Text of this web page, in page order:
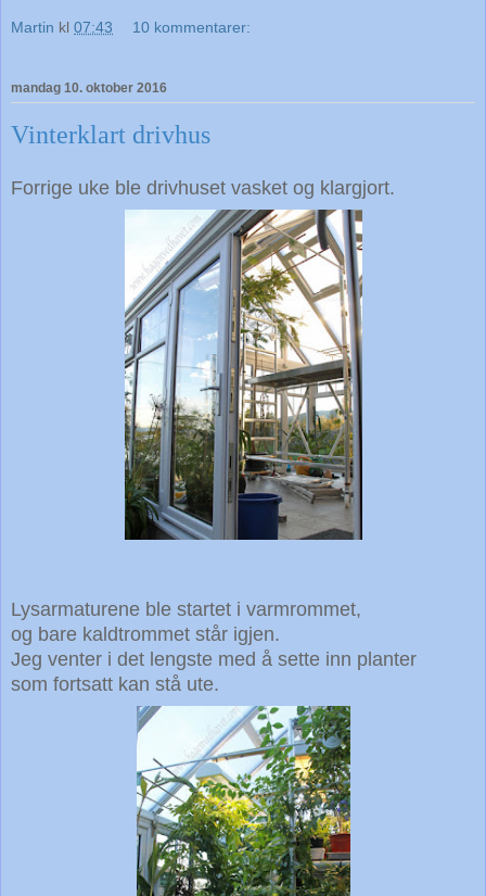
Martin kl 07:43 10 kommentarer:
mandag 10. oktober 2016
Vinterklart drivhus
Forrige uke ble drivhuset vasket og klargjort.
Lysarmaturene ble startet i varmrommet,
og bare kaldtrommet står igjen.
Jeg venter i det lengste med å sette inn planter
som fortsatt kan stå ute.